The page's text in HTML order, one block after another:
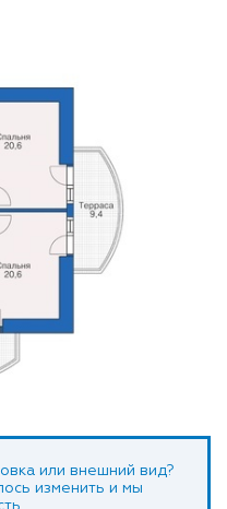
или внешний вид?
изменить и мы